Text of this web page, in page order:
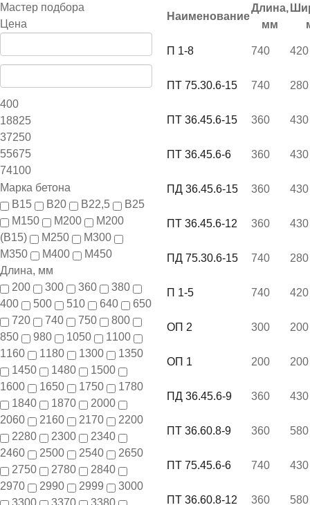
Мастер подбора
Цена
400
18825
37250
55675
74100
Марка бетона
В15
В20 В22,5
В25
М150
М200
М200
(В15)
М250
М300
М350
М400
М450
Длина, мм
200
300 360
380
400
500 510 640
650
720
740 750
800
850
980 1050
1100
1160
1180 1300
1350
1450
1480
1500
1600
1650 1750
1780
1840
1870
2000
2060
2160 2170
2200
2280
2300
2340
2460
2500 2540
2650
2750
2780
2840
2970
2990 2999
3000
3300
3370 3380
Наименование
Длина,
мм
П 1-8 740 420
ПТ 75.30.6-15 740 280
ПТ 36.45.6-15 360 430
ПТ 36.45.6-6 360 430
ПД 36.45.6-15 360 430
ПТ 36.45.6-12 360 430
ПД 75.30.6-15 740 280
П 1-5 740 420
ОП 2 300 200
ОП 1 200 200
ПД 36.45.6-9 360 430
ПТ 36.60.8-9 360 580
ПТ 75.45.6-6 740 430
ПТ 36.60.8-12 360 580